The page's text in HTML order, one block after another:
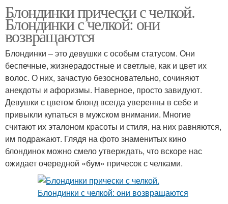
Блондинки прически с челкой.
Блондинки с челкой: они
возвращаются
Блондинки – это девушки с особым статусом. Они
беспечные, жизнерадостные и светлые, как и цвет их
волос. О них, зачастую безосновательно, сочиняют
анекдоты и афоризмы. Наверное, просто завидуют.
Девушки с цветом блонд всегда уверенны в себе и
привыкли купаться в мужском внимании. Многие
считают их эталоном красоты и стиля, на них равняются,
им подражают. Глядя на фото знаменитых кино
блондинок можно смело утверждать, что вскоре нас
ожидает очередной «бум» причесок с челками.